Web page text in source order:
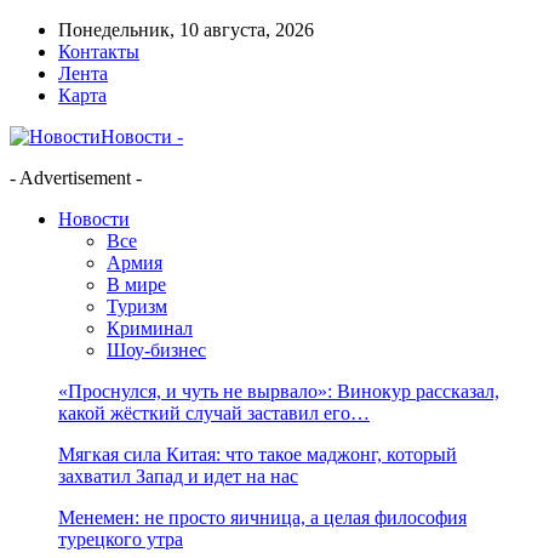
Понедельник, 10 августа, 2026
Контакты
Лента
Карта
Новости -
- Advertisement -
Новости
Все
Армия
В мире
Туризм
Криминал
Шоу-бизнес
«Проснулся, и чуть не вырвало»: Винокур рассказал,
какой жёсткий случай заставил его…
Мягкая сила Китая: что такое маджонг, который
захватил Запад и идет на нас
Менемен: не просто яичница, а целая философия
турецкого утра